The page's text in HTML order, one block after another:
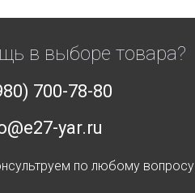
в выборе товара?
700-78-80
yar.ru
по любому вопросу